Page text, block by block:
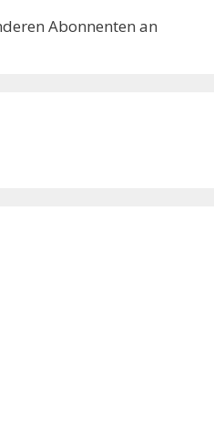
Abonnenten an